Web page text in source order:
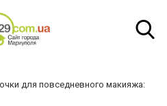
для повседневного макияжа: